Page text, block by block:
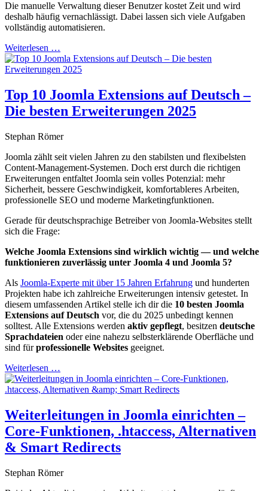
Die manuelle Verwaltung dieser Benutzer kostet Zeit und wird
deshalb häufig vernachlässigt. Dabei lassen sich viele Aufgaben
vollständig automatisieren.
Weiterlesen …
Top 10 Joomla Extensions auf Deutsch –
Die besten Erweiterungen 2025
Stephan Römer
Joomla zählt seit vielen Jahren zu den stabilsten und flexibelsten
Content-Management-Systemen. Doch erst durch die richtigen
Erweiterungen entfaltet Joomla sein volles Potenzial: mehr
Sicherheit, bessere Geschwindigkeit, komfortableres Arbeiten,
professionelle SEO und moderne Marketingfunktionen.
Gerade für deutschsprachige Betreiber von Joomla-Websites stellt
sich die Frage:
Welche Joomla Extensions sind wirklich wichtig — und welche
funktionieren zuverlässig unter Joomla 4 und Joomla 5?
Als Joomla-Experte mit über 15 Jahren Erfahrung und hunderten
Projekten habe ich zahlreiche Erweiterungen intensiv getestet. In
diesem umfassenden Artikel stelle ich dir die 10 besten Joomla
Extensions auf Deutsch vor, die du 2025 unbedingt kennen
solltest. Alle Extensions werden aktiv gepflegt, besitzen deutsche
Sprachdateien oder eine nahezu selbsterklärende Oberfläche und
sind fürprofessionelle Websites geeignet.
Weiterlesen …
Weiterleitungen in Joomla einrichten –
Core-Funktionen, .htaccess, Alternativen
& Smart Redirects
Stephan Römer